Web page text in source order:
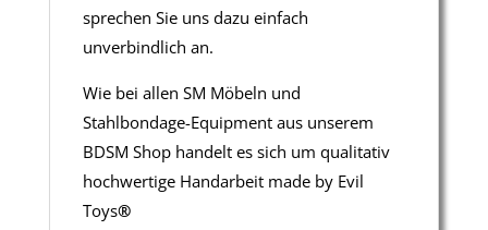
sprechen Sie uns dazu einfach
unverbindlich an.
Wie bei allen SM Möbeln und
Stahlbondage-Equipment aus unserem
BDSM Shop handelt es sich um qualitativ
hochwertige Handarbeit made by Evil
Toys®